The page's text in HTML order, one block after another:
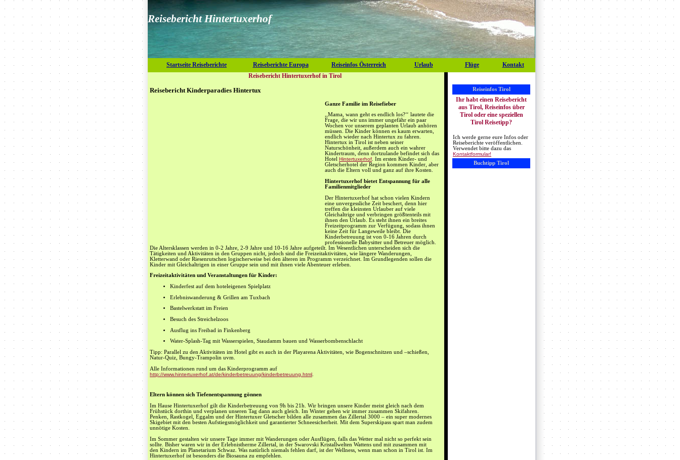
Reisebericht Hintertuxerhof
Startseite Reiseberichte Reiseberichte Europa Reiseinfos Österreich Urlaub Flüge
Kontakt
Reisebericht Hintertuxerhof in Tirol
Reisebericht Kinderparadies Hintertux
Ganze Familie im Reisefieber
,,Mama, wann geht es endlich los?‘‘ lautete die
Frage, die wir uns immer ungefähr ein paar
Wochen vor unserem geplanten Urlaub anhören
müssen. Die Kinder können es kaum erwarten,
endlich wieder nach Hintertux zu fahren.
Hintertux in Tirol ist neben seiner
Naturschönheit, außerdem auch ein wahrer
Kindertraum, denn dortzulande befindet sich das
Hotel Hintertuxerhof. Im ersten Kinder- und
Gletscherhotel der Region kommen Kinder, aber
auch die Eltern voll und ganz auf ihre Kosten.
Hintertuxerhof bietet Entspannung für alle
Familienmitglieder
Der Hintertuxerhof hat schon vielen Kindern
eine unvergessliche Zeit beschert, denn hier
treffen die kleinsten Urlauber auf viele
Gleichaltrige und verbringen größtenteils mit
ihnen den Urlaub. Es steht ihnen ein breites
Freizeitprogramm zur Verfügung, sodass ihnen
keine Zeit für Langeweile bleibt. Die
Kinderbetreuung ist von 0-16 Jahren durch
professionelle Babysitter und Betreuer möglich.
Die Altersklassen werden in 0-2 Jahre, 2-9 Jahre und 10-16 Jahre aufgeteilt. Im Wesentlichen unterscheiden sich die
Tätigkeiten und Aktivitäten in den Gruppen nicht, jedoch sind die Freizeitaktivitäten, wie längere Wanderungen,
Kletterwand oder Riesenrutschen logischerweise bei den älteren im Programm verzeichnet. Im Grundlegenden sollen die
Kinder mit Gleichaltrigen in einer Gruppe sein und mit ihnen viele Abenteuer erleben.
Freizeitaktivitäten und Veranstaltungen für Kinder:
Kinderfest auf dem hoteleigenen Spielplatz
Erlebniswanderung & Grillen am Tuxbach
Bastelwerkstatt im Freien
Besuch des Streichelzoos
Ausflug ins Freibad in Finkenberg
Water-Splash-Tag mit Wasserspielen, Staudamm bauen und Wasserbombenschlacht
Tipp: Parallel zu den Aktivitäten im Hotel gibt es auch in der Playarena Aktivitäten, wie Bogenschnitzen und –schießen,
Natur-Quiz, Bungy-Trampolin uvm.
Alle Informationen rund um das Kinderprogramm auf
http://www.hintertuxerhof.at/de/kinderbetreuung/kinderbetreuung.html
Eltern können sich Tiefenentspannung gönnen
Im Hause Hintertuxerhof gilt die Kinderbetreuung von 9h bis 21h. Wir bringen unsere Kinder meist gleich nach dem
Frühstück dorthin und verplanen unseren Tag dann auch gleich. Im Winter gehen wir immer zusammen Skifahren.
Penken, Rastkogel, Eggalm und der Hintertuxer Gletscher bilden alle zusammen das Zillertal 3000 – ein super modernes
Skigebiet mit den besten Aufstiegsmöglichkeit und garantierter Schneesicherheit. Mit dem Superskipass spart man zudem
unnötige Kosten.
Im Sommer gestalten wir unsere Tage immer mit Wanderungen oder Ausflügen, falls das Wetter mal nicht so perfekt sein
sollte. Bisher waren wir in der Erlebnistherme Zillertal, in der Swarovski Kristallwelten Wattens und mit zusammen mit
den Kindern im Planetarium Schwaz. Was natürlich niemals fehlen darf, ist der Wellness, wenn man schon in Tirol ist. Im
Hintertuxerhof ist besonders die Biosauna zu empfehlen.
Reiseinfos Tirol
Ihr habt einen Reisebericht
aus Tirol, Reiseinfos über
Tirol oder eine speziellen
Tirol Reisetipp?
Ich werde gerne eure Infos oder
Reiseberichte veröffentlichen.
Verwendet bitte dazu das
Kontaktformular!
Buchtipp Tirol